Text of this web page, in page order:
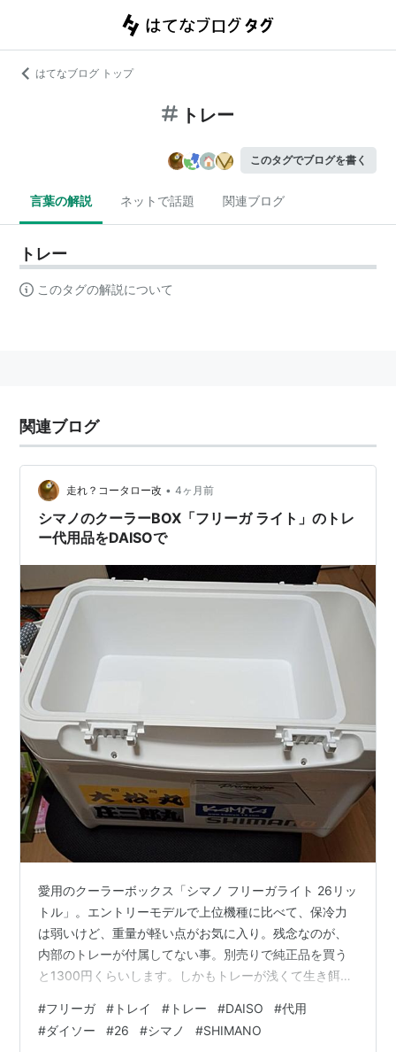
はてなブログ トップ
トレー
このタグでブログを書く
言葉の解説 ネットで話題 関連ブログ
トレー
このタグの解説について
関連ブログ
走れ？コータロー改 • 4ヶ月前
シマノのクーラーBOX「フリーガ ライト」のトレ
ー代用品をDAISOで
愛用のクーラーボックス「シマノ フリーガライト 26リッ
トル」。エントリーモデルで上位機種に比べて、保冷力
は弱いけど、重量が軽い点がお気に入り。残念なのが、
内部のトレーが付属してない事。別売りで純正品を買う
と1300円くらいします。しかもトレーが浅くて生き餌の
ー本体底部の滑り止めゴムも別売りなんですよ…）先達
がDAISO等で買える代用品について紹介されている記事
#フリーガ # トレイ # トレー #DAISO #代用
#ダイソー #26 #シマノ #SHIMANO